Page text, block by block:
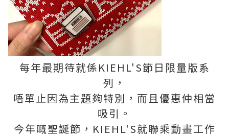
每年最期待就係KIEHL'S節日限量版系
列，
唔單止因為主題夠特別，而且優惠仲相當
吸引。
今年嘅聖誕節，KIEHL'S就聯乘動畫工作